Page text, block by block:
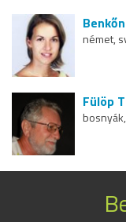
német,
Fülöp